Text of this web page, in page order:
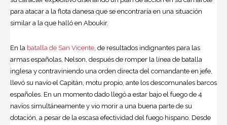
para atacar a la flota danesa que se encontraría en una situación
similar a la que halló en Aboukir.
En la batalla de San Vicente, de resultados indignantes para las
armas españolas, Nelson, después de romper la línea de batalla
inglesa y contraviniendo una orden directa del comandante en jefe,
llevó su navío el Capitán, motu propio, ante los descomunales barcos
españoles. En un momento dado llegó a estar bajo el fuego de 4
navíos simultáneamente y vio morir a una buena parte de su
dotación, a pesar de la escasa efectividad del fuego hispano. Desde